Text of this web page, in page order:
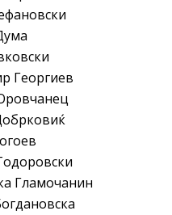
Георгиев
Гламочанин